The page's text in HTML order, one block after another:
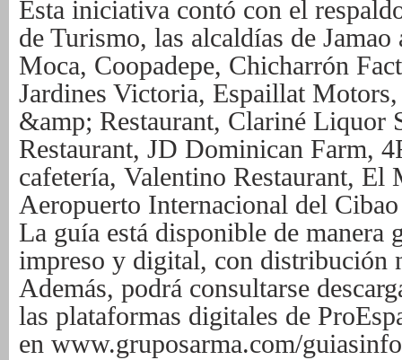
Esta iniciativa contó con el
de Turismo, las alcaldías de
Moca, Coopadepe, Chicharrón
Jardines Victoria, Espaillat
&amp; Restaurant, Clariné Liquor
Restaurant, JD Dominican Farm,
cafetería, Valentino Restaurant, El
Aeropuerto Internacional del
La guía está disponible de manera
impreso y digital, con distribución
Además, podrá consultarse
las plataformas digitales de
en www.gruposarma.com/